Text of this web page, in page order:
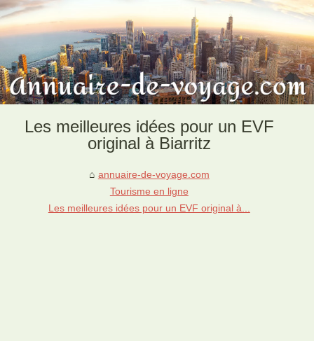
Les meilleures idées pour un EVF
original à Biarritz
annuaire-de-voyage.com
Tourisme en ligne
Les meilleures idées pour un EVF original à...